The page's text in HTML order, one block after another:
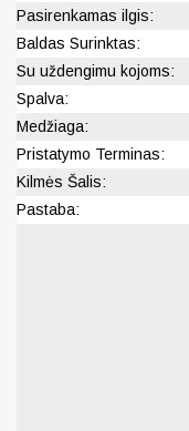
Pasirenkamas ilgis:
Baldas Surinktas:
Su uždengimu kojoms:
Spalva:
Medžiaga:
Pristatymo Terminas:
Kilmės Šalis:
Pastaba: